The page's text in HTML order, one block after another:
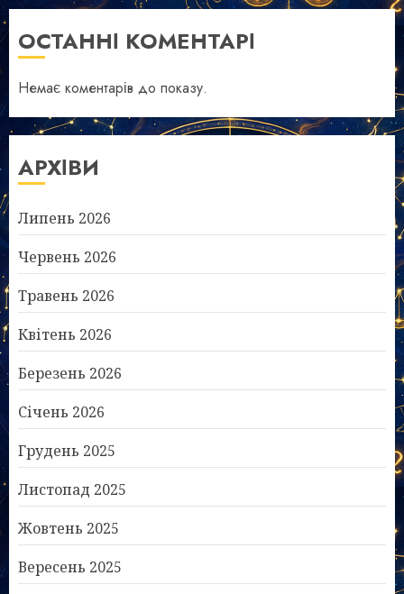
ОСТАННІ КОМЕНТАРІ
Немає коментарів до показу.
АРХІВИ
Липень 2026
Червень 2026
Травень 2026
Квітень 2026
Березень 2026
Січень 2026
Грудень 2025
Листопад 2025
Жовтень 2025
Вересень 2025